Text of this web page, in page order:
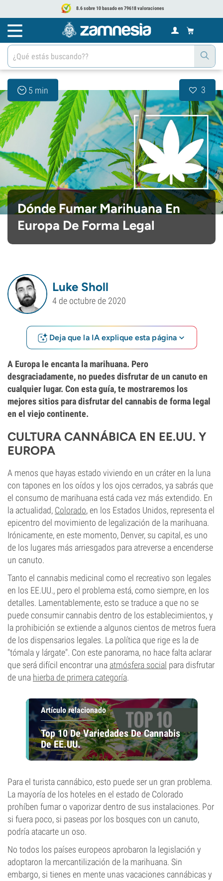
8.6 sobre 10 basado en 79618 valoraciones
5 min 3
Dónde Fumar Marihuana En
Europa De Forma Legal
Luke Sholl
4 de octubre de 2020
Deja que la IA explique esta página
A Europa le encanta la marihuana. Pero
desgraciadamente, no puedes disfrutar de un canuto en
cualquier lugar. Con esta guía, te mostraremos los
mejores sitios para disfrutar del cannabis de forma legal
en el viejo continente.
CULTURA CANNÁBICA EN EE.UU. Y
EUROPA
A menos que hayas estado viviendo en un cráter en la luna
con tapones en los oídos y los ojos cerrados, ya sabrás que
el consumo de marihuana está cada vez más extendido. En
la actualidad, Colorado, en los Estados Unidos, representa el
epicentro del movimiento de legalización de la marihuana.
Irónicamente, en este momento, Denver, su capital, es uno
de los lugares más arriesgados para atreverse a encenderse
un canuto.
Tanto el cannabis medicinal como el recreativo son legales
en los EE.UU., pero el problema está, como siempre, en los
detalles. Lamentablemente, esto se traduce a que no se
puede consumir cannabis dentro de los establecimientos, y
la prohibición se extiende a algunos cientos de metros fuera
de los dispensarios legales. La política que rige es la de
"tómala y lárgate". Con este panorama, no hace falta aclarar
que será difícil encontrar una atmósfera social para disfrutar
de una hierba de primera categoría.
Artículo relacionado
Top 10 De Variedades De Cannabis
De EE.UU.
Para el turista cannábico, esto puede ser un gran problema.
La mayoría de los hoteles en el estado de Colorado
prohíben fumar o vaporizar dentro de sus instalaciones. Por
si fuera poco, si paseas por los bosques con un canuto,
podría atacarte un oso.
No todos los países europeos aprobaron la legislación y
adoptaron la mercantilización de la marihuana. Sin
embargo, si tienes en mente unas vacaciones cannábicas y